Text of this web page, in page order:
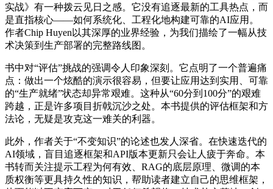
实战》有一种拨云见日之感。它没有追逐最新的工具热点，而
是直指核心——如何系统化、工程化地构建可靠的AI应用。
作者Chip Huyen以其深厚的业界经验，为我们描绘了一幅从技
术决策到生产部署的完整路线图。
书中对“评估”挑战的强调令人印象深刻。它点明了一个普遍痛
点：做出一个炫酷的演示很容易，但要让应用达到实用、可靠
的“生产就绪”状态却异常艰难。这种从“60分到100分”的艰难
跨越，正是许多项目折戟沉沙之处。本书提供的评估框架和方
法论，无疑是攻克这一难关的利器。
此外，作者关于“不变知识”的论述也发人深省。在快速迭代的
AI领域，盲目追逐框架和API版本更新只会让人疲于奔命。本
书转而关注提示工程为何有效、RAG的底层原理、微调的本
质权衡等更具持久性的知识，帮助读者建立自己的思维框架，